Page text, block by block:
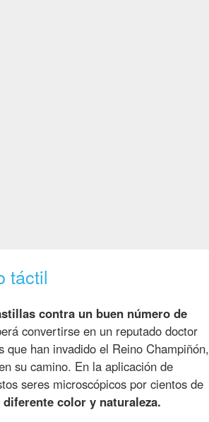
táctil
contra un buen número de
convertirse en un reputado doctor
han invadido el Reino Champiñón,
su camino. En la aplicación de
seres microscópicos por cientos de
diferente color y naturaleza.